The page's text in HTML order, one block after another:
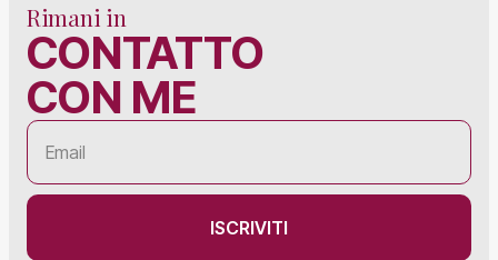
Rimani in
CONTATTO
CON ME
ISCRIVITI